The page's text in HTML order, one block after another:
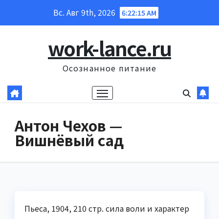
Вс. Авг 9th, 2026 6:22:16 AM
work-lance.ru
Осознанное питание
Антон Чехов —
Вишнёвый сад
Пьеса, 1904, 210 стр. сила воли и характер